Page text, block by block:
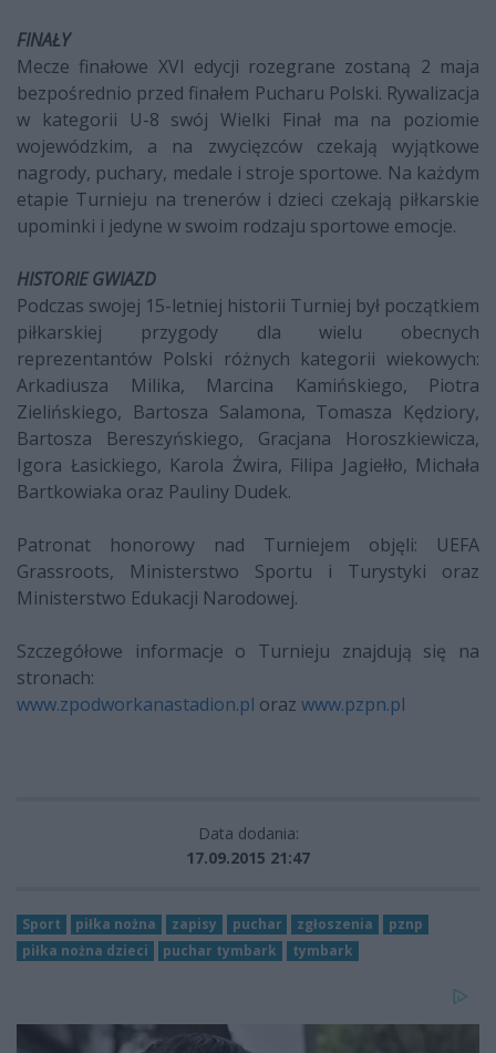
FINAŁY
Mecze finałowe XVI edycji rozegrane zostaną 2 maja
bezpośrednio przed finałem Pucharu Polski. Rywalizacja
w kategorii U-8 swój Wielki Finał ma na poziomie
wojewódzkim, a na zwycięzców czekają wyjątkowe
nagrody, puchary, medale i stroje sportowe. Na każdym
etapie Turnieju na trenerów i dzieci czekają piłkarskie
upominki i jedyne w swoim rodzaju sportowe emocje.
HISTORIE GWIAZD
Podczas swojej 15-letniej historii Turniej był początkiem
piłkarskiej przygody dla wielu obecnych
reprezentantów Polski różnych kategorii wiekowych:
Arkadiusza Milika, Marcina Kamińskiego, Piotra
Zielińskiego, Bartosza Salamona, Tomasza Kędziory,
Bartosza Bereszyńskiego, Gracjana Horoszkiewicza,
Igora Łasickiego, Karola Żwira, Filipa Jagiełło, Michała
Bartkowiaka oraz Pauliny Dudek.
Patronat honorowy nad Turniejem objęli: UEFA
Grassroots, Ministerstwo Sportu i Turystyki oraz
Ministerstwo Edukacji Narodowej.
Szczegółowe informacje o Turnieju znajdują się na
stronach:
www.zpodworkanastadion.pl oraz www.pzpn.pl
Data dodania:
17.09.2015 21:47
Sport piłka nożna zapisy puchar zgłoszenia
pznp
piłka nożna dzieci
puchar tymbark tymbark